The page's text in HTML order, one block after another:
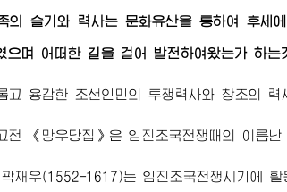
의 슬기와 력사는 문화유산을 통하여 후세
으며 어떠한 길을 걸어 발전하여왔는가 하는
고 용감한 조선인민의 투쟁력사와 창조의
전 《망우당집》은 임진조국전쟁때의 이름
재우(1552-1617)는 임진조국전쟁시기에 활